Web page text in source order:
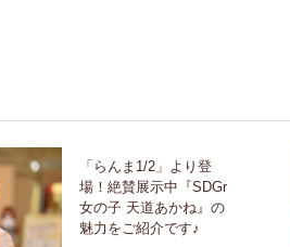
「らんま1/2」より登
場！絶賛展示中『SDGr
女の子 天道あかね』の
魅力をご紹介です♪